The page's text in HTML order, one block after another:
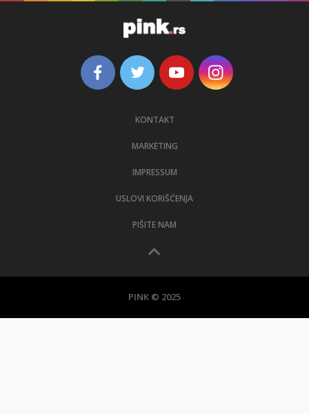
KONTAKT
MARKETING
IMPRESSUM
USLOVI KORIŠĆENJA
PIŠITE NAM
PINK © 2025